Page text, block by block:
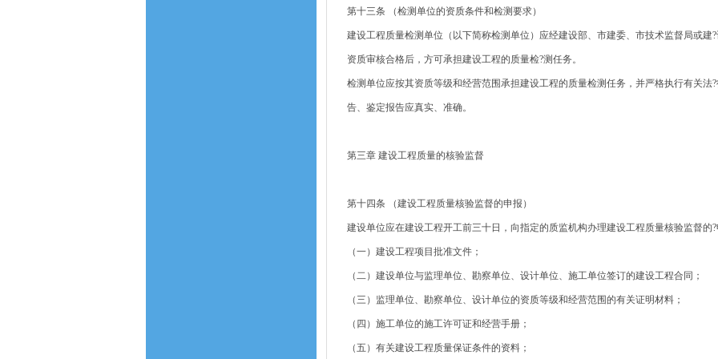
第十三条 （检测单位的资质条件和检测要求）
建设工程质量检测单位（以下简称检测单位）应经建设部、市建委、市技术监督局或建
资质审核合格后，方可承担建设工程的质量检?测任务。
检测单位应按其资质等级和经营范围承担建设工程的质量检测任务，并严格执行有关法
告、鉴定报告应真实、准确。
第三章 建设工程质量的核验监督
第十四条 （建设工程质量核验监督的申报）
建设单位应在建设工程开工前三十日，向指定的质监机构办理建设工程质量核验监督的
（一）建设工程项目批准文件；
（二）建设单位与监理单位、勘察单位、设计单位、施工单位签订的建设工程合同；
（三）监理单位、勘察单位、设计单位的资质等级和经营范围的有关证明材料；
（四）施工单位的施工许可证和经营手册；
（五）有关建设工程质量保证条件的资料；